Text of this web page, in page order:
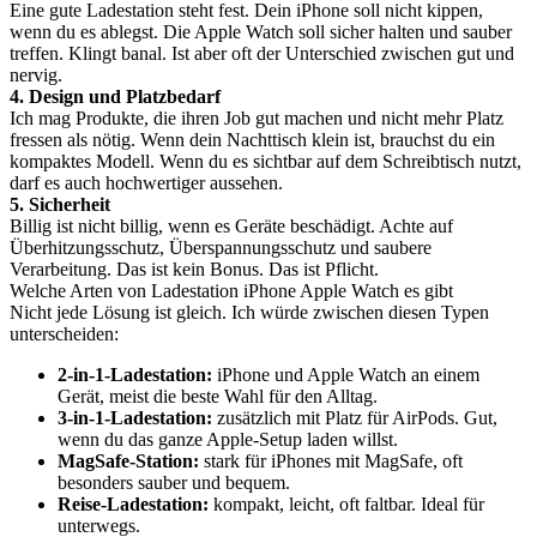
Eine gute Ladestation steht fest. Dein iPhone soll nicht kippen,
wenn du es ablegst. Die Apple Watch soll sicher halten und sauber
treffen. Klingt banal. Ist aber oft der Unterschied zwischen gut und
nervig.
4. Design und Platzbedarf
Ich mag Produkte, die ihren Job gut machen und nicht mehr Platz
fressen als nötig. Wenn dein Nachttisch klein ist, brauchst du ein
kompaktes Modell. Wenn du es sichtbar auf dem Schreibtisch nutzt,
darf es auch hochwertiger aussehen.
5. Sicherheit
Billig ist nicht billig, wenn es Geräte beschädigt. Achte auf
Überhitzungsschutz, Überspannungsschutz und saubere
Verarbeitung. Das ist kein Bonus. Das ist Pflicht.
Welche Arten von Ladestation iPhone Apple Watch es gibt
Nicht jede Lösung ist gleich. Ich würde zwischen diesen Typen
unterscheiden:
2-in-1-Ladestation: iPhone und Apple Watch an einem
Gerät, meist die beste Wahl für den Alltag.
3-in-1-Ladestation: zusätzlich mit Platz für AirPods. Gut,
wenn du das ganze Apple-Setup laden willst.
MagSafe-Station: stark für iPhones mit MagSafe, oft
besonders sauber und bequem.
Reise-Ladestation: kompakt, leicht, oft faltbar. Ideal für
unterwegs.